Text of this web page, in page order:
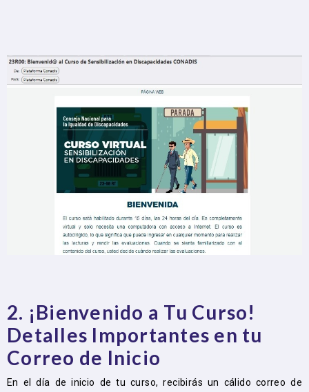
2. ¡Bienvenido a Tu Curso!
Detalles Importantes en tu
Correo de Inicio
En el día de inicio de tu curso, recibirás un cálido correo de